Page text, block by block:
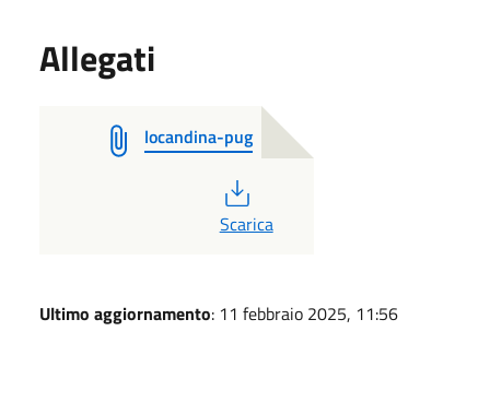
Allegati
locandina-pug
PDF
Scarica
Ultimo aggiornamento: 11 febbraio 2025, 11:56